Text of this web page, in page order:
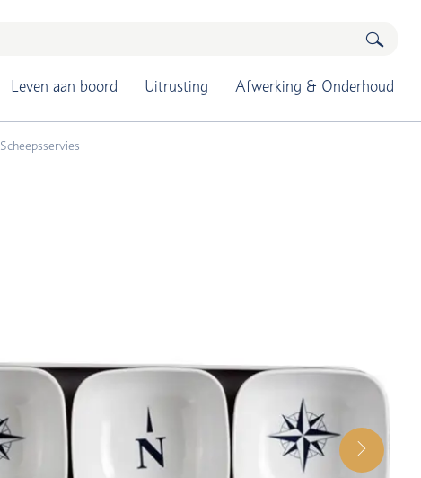
Leven aan boord Uitrusting Afwerking & Onderhoud
Scheepsservies